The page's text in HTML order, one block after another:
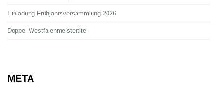
Einladung Frühjahrsversammlung 2026
Doppel Westfalenmeistertitel
META